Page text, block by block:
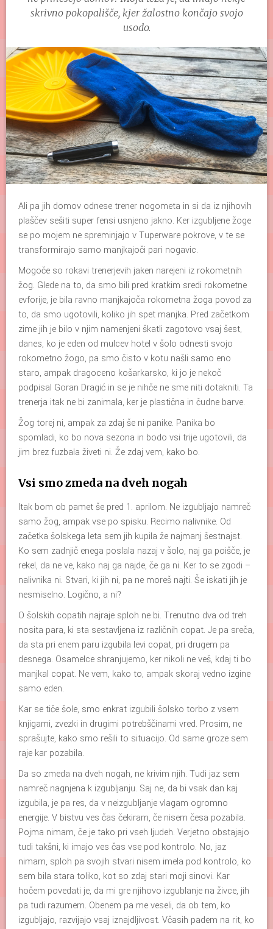
skrivno pokopališče, kjer žalostno končajo svojo
usodo.
Ali pa jih domov odnese trener nogometa in si da iz njihovih
plaščev sešiti super fensi usnjeno jakno. Ker izgubljene žoge
se po mojem ne spreminjajo v Tuperware pokrove, v te se
transformirajo samo manjkajoči pari nogavic.
Mogoče so rokavi trenerjevih jaken narejeni iz rokometnih
žog. Glede na to, da smo bili pred kratkim sredi rokometne
evforije, je bila ravno manjkajoča rokometna žoga povod za
to, da smo ugotovili, koliko jih spet manjka. Pred začetkom
zime jih je bilo v njim namenjeni škatli zagotovo vsaj šest,
danes, ko je eden od mulcev hotel v šolo odnesti svojo
rokometno žogo, pa smo čisto v kotu našli samo eno
staro, ampak dragoceno košarkarsko, ki jo je nekoč
podpisal Goran Dragić in se je nihče ne sme niti dotakniti. Ta
trenerja itak ne bi zanimala, ker je plastična in čudne barve.
Žog torej ni, ampak za zdaj še ni panike. Panika bo
spomladi, ko bo nova sezona in bodo vsi trije ugotovili, da
jim brez fuzbala živeti ni. Že zdaj vem, kako bo.
Vsi smo zmeda na dveh nogah
Itak bom ob pamet še pred 1. aprilom. Ne izgubljajo namreč
samo žog, ampak vse po spisku. Recimo nalivnike. Od
začetka šolskega leta sem jih kupila že najmanj šestnajst.
Ko sem zadnjič enega poslala nazaj v šolo, naj ga poišče, je
rekel, da ne ve, kako naj ga najde, če ga ni. Ker to se zgodi –
nalivnika ni. Stvari, ki jih ni, pa ne moreš najti. Še iskati jih je
nesmiselno. Logično, a ni?
O šolskih copatih najraje sploh ne bi. Trenutno dva od treh
nosita para, ki sta sestavljena iz različnih copat. Je pa sreča,
da sta pri enem paru izgubila levi copat, pri drugem pa
desnega. Osamelce shranjujemo, ker nikoli ne veš, kdaj ti bo
manjkal copat. Ne vem, kako to, ampak skoraj vedno izgine
samo eden.
Kar se tiče šole, smo enkrat izgubili šolsko torbo z vsem
knjigami, zvezki in drugimi potrebščinami vred. Prosim, ne
sprašujte, kako smo rešili to situacijo. Od same groze sem
raje kar pozabila.
Da so zmeda na dveh nogah, ne krivim njih. Tudi jaz sem
namreč nagnjena k izgubljanju. Saj ne, da bi vsak dan kaj
izgubila, je pa res, da v neizgubljanje vlagam ogromno
energije. V bistvu ves čas čekiram, če nisem česa pozabila.
Pojma nimam, če je tako pri vseh ljudeh. Verjetno obstajajo
tudi takšni, ki imajo ves čas vse pod kontrolo. No, jaz
nimam, sploh pa svojih stvari nisem imela pod kontrolo, ko
sem bila stara toliko, kot so zdaj stari moji sinovi. Kar
hočem povedati je, da mi gre njihovo izgublanje na živce, jih
pa tudi razumem. Obenem pa me veseli, da ob tem, ko
izgubljajo, razvijajo vsaj iznajdljivost. Včasih padem na rit, ko